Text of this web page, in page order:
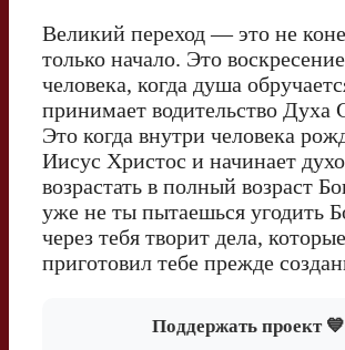
Великий переход — это не
только начало. Это
человека, когда душа
принимает водительство Духа
Это когда внутри человека
Иисус Христос и начинает
возрастать в полный возраст
уже не ты пытаешься угодить
через тебя творит дела, которые
приготовил тебе прежде
Поддержать проект 💙